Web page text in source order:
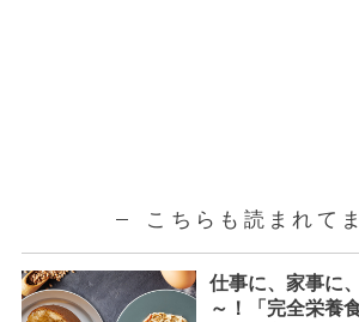
こちらも読まれて
仕事に、家事に
～！「完全栄養